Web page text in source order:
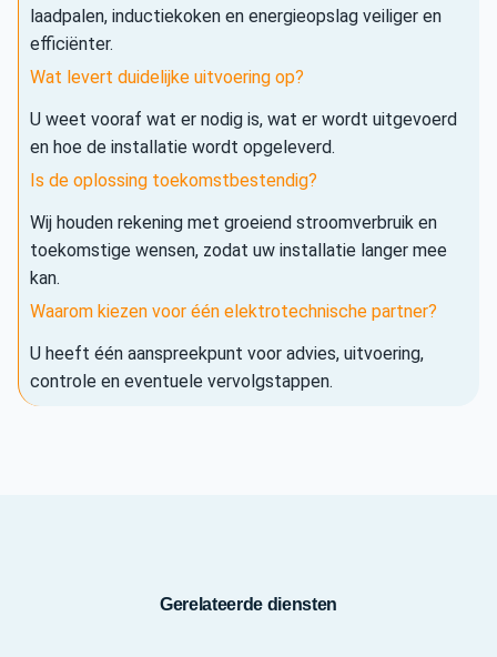
laadpalen, inductiekoken en energieopslag veiliger en
efficiënter.
Wat levert duidelijke uitvoering op?
U weet vooraf wat er nodig is, wat er wordt uitgevoerd
en hoe de installatie wordt opgeleverd.
Is de oplossing toekomstbestendig?
Wij houden rekening met groeiend stroomverbruik en
toekomstige wensen, zodat uw installatie langer mee
kan.
Waarom kiezen voor één elektrotechnische partner?
U heeft één aanspreekpunt voor advies, uitvoering,
controle en eventuele vervolgstappen.
Gerelateerde diensten